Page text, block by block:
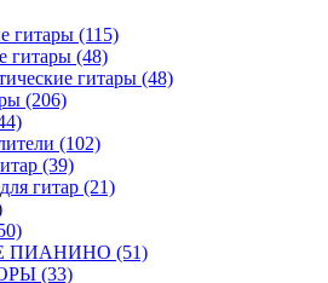
гитары (115)
гитары (48)
гитары (48)
(206)
(102)
(39)
гитар (21)
(51)
(33)